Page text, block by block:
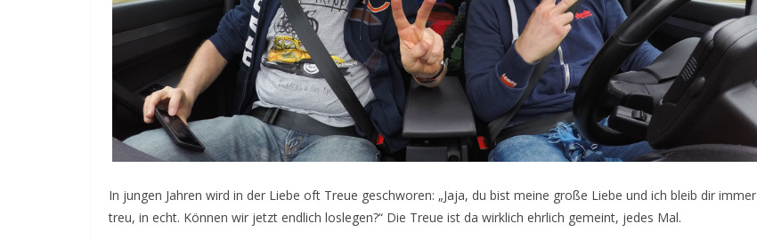
In jungen Jahren wird in der Liebe oft Treue geschworen: „Jaja, du bist meine große Liebe und ich bleib dir immer
treu, in echt. Können wir jetzt endlich loslegen?“ Die Treue ist da wirklich ehrlich gemeint, jedes Mal.